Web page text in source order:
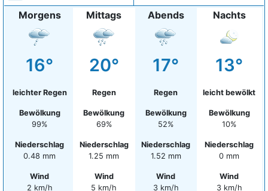
Morgens
16°
leichter Regen
Bewölkung
99%
Niederschlag
0.48 mm
Wind
2 km/h
Mittags
20°
Regen
Bewölkung
69%
Niederschlag
1.25 mm
Wind
5 km/h
Abends
17°
Regen
Bewölkung
52%
Niederschlag
1.52 mm
Wind
3 km/h
Nachts
13°
leicht bewölkt
Bewölkung
10%
Niederschlag
0 mm
Wind
3 km/h